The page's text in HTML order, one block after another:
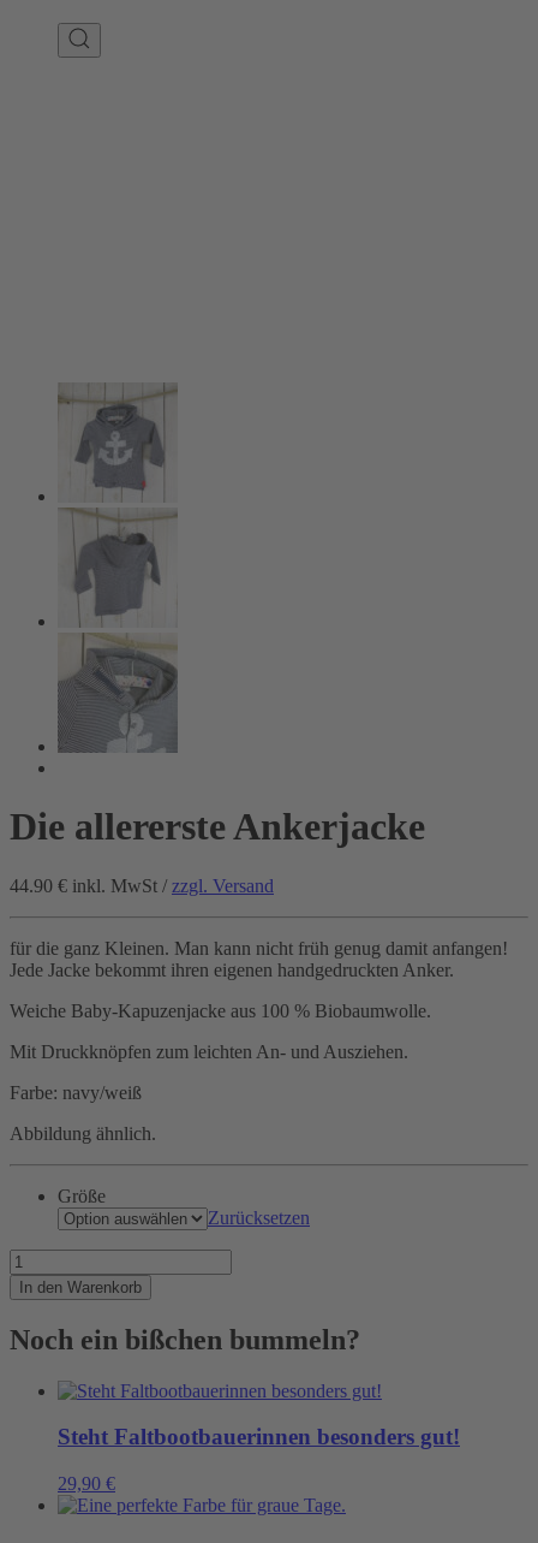
Die allererste Ankerjacke
44.90 € inkl. MwSt / zzgl. Versand
für die ganz Kleinen. Man kann nicht früh genug damit anfangen!
Jede Jacke bekommt ihren eigenen handgedruckten Anker.
Weiche Baby-Kapuzenjacke aus 100 % Biobaumwolle.
Mit Druckknöpfen zum leichten An- und Ausziehen.
Farbe: navy/weiß
Abbildung ähnlich.
Größe
Zurücksetzen
Die
allererste
Ankerjacke
In den Warenkorb
Noch ein bißchen bummeln?
Steht Faltbootbauerinnen besonders gut!
29,90 €